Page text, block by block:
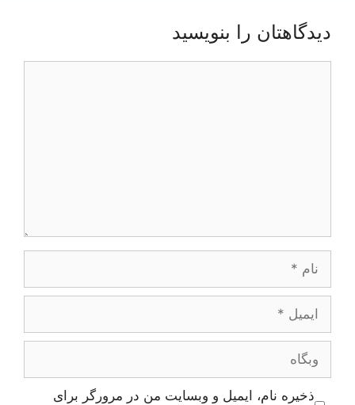
دیدگاهتان را بنویسید
ایمیل
وبگاه
ذخیره نام، ایمیل و وبسایت من در مرورگر برای